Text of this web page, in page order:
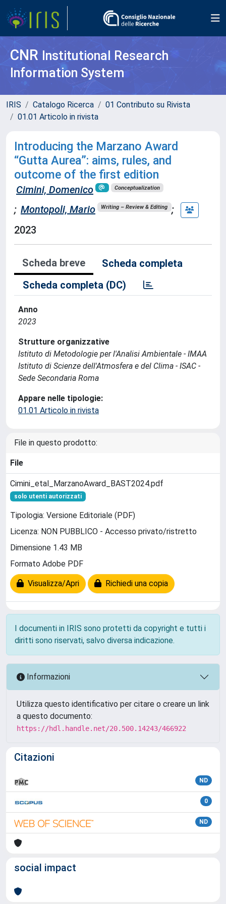
CNR Institutional Research
Information System
IRIS Catalogo Ricerca
01 Contributo su Rivista
01.01 Articolo in rivista
Introducing the Marzano Award
“Gutta Aurea”: aims, rules, and
outcome of the first edition
Cimini, Domenico Conceptualization
; Montopoli, Mario Writing – Review & Editing ;
2023
Scheda breve
Scheda completa
Scheda completa (DC)
Anno
2023
Strutture organizzative
Istituto di Metodologie per l'Analisi Ambientale - IMAA
Istituto di Scienze dell'Atmosfera e del Clima - ISAC -
Sede Secondaria Roma
Appare nelle tipologie:
01.01 Articolo in rivista
File in questo prodotto:
File
Cimini_etal_MarzanoAward_BAST2024.pdf
solo utenti autorizzati
Tipologia: Versione Editoriale (PDF)
Licenza: NON PUBBLICO - Accesso privato/ristretto
Dimensione 1.43 MB
Formato Adobe PDF
Visualizza/Apri Richiedi una copia
I documenti in IRIS sono protetti da copyright e tutti i
diritti sono riservati, salvo diversa indicazione.
Informazioni
Utilizza questo identificativo per citare o creare un link
a questo documento:
https://hdl.handle.net/20.500.14243/466922
Citazioni
ND
0
ND
social impact